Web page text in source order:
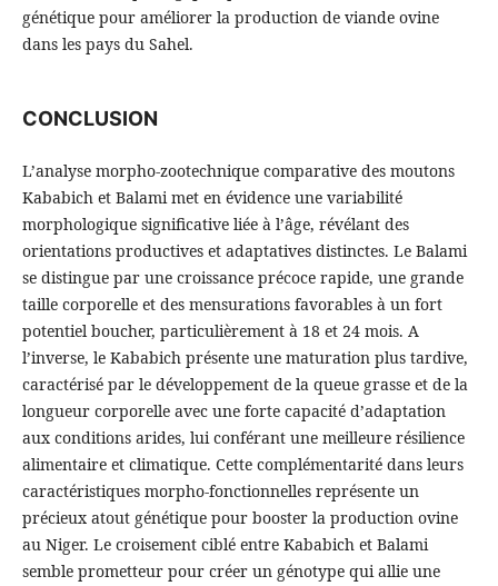
génétique pour améliorer la production de viande ovine
dans les pays du Sahel.
CONCLUSION
L’analyse morpho-zootechnique comparative des moutons
Kababich et Balami met en évidence une variabilité
morphologique significative liée à l’âge, révélant des
orientations productives et adaptatives distinctes. Le Balami
se distingue par une croissance précoce rapide, une grande
taille corporelle et des mensurations favorables à un fort
potentiel boucher, particulièrement à 18 et 24 mois. A
l’inverse, le Kababich présente une maturation plus tardive,
caractérisé par le développement de la queue grasse et de la
longueur corporelle avec une forte capacité d’adaptation
aux conditions arides, lui conférant une meilleure résilience
alimentaire et climatique. Cette complémentarité dans leurs
caractéristiques morpho-fonctionnelles représente un
précieux atout génétique pour booster la production ovine
au Niger. Le croisement ciblé entre Kababich et Balami
semble prometteur pour créer un génotype qui allie une